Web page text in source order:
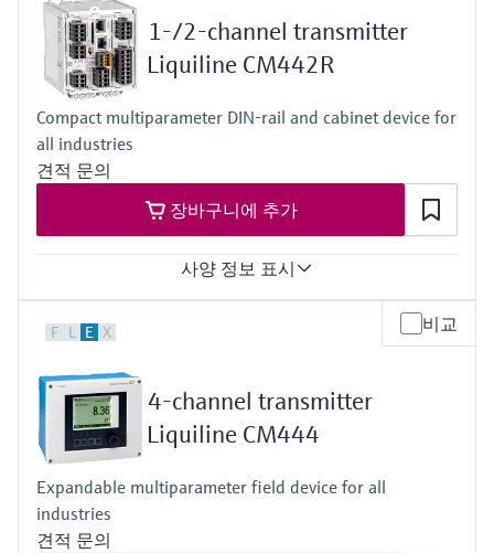
Process pressure
max. 6 bar at 20°C
(87 psi at 68°F)
1-/2-channel transmitter
Liquiline CM442R
Compact multiparameter DIN-rail and cabinet device for
all industries
견적 문의
장바구니에 추가
사양 정보 표시
1 to 2x Memosens digital input
2x Digital input optional
Output / communication
2 to 8x 0/4 to 20 mA current outputs
Alarmrelay, 2x relay, ProfibusDP, Modbus RS485,
Modbus TCP, Ethernet
Ingress protection
Transmitter: IP20
Optional Display: IP66
F L E X 비교
4-channel transmitter
Liquiline CM444
Expandable multiparameter field device for all
industries
견적 문의